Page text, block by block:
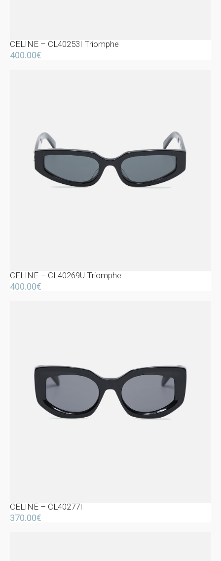
CELINE – CL40253I Triomphe
400.00€
CELINE – CL40269U Triomphe
400.00€
CELINE – CL40277I
370.00€